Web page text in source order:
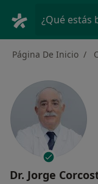
¿Qué estás
Página De Inicio
Dr. Jorge